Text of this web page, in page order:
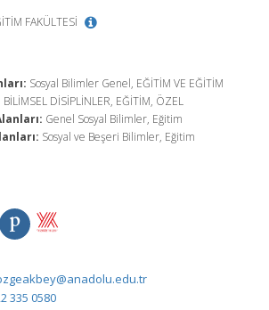
FAKÜLTESİ
Sosyal Bilimler Genel, EĞİTİM VE EĞİTİM
DİSİPLİNLER, EĞİTİM, ÖZEL
Genel Sosyal Bilimler, Eğitim
Sosyal ve Beşeri Bilimler, Eğitim
335 0580